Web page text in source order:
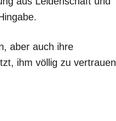
aber auch ihre
ihm völlig zu vertrauen